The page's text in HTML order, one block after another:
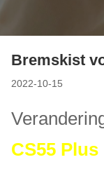
Bremskist
2022-10-15
CS55 Plus